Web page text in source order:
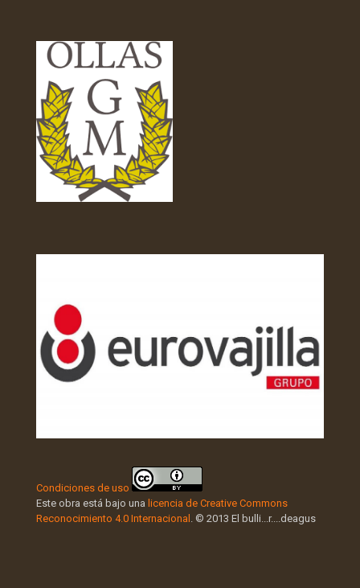
Condiciones de uso
Este obra está bajo una licencia de Creative Commons
Reconocimiento 4.0 Internacional . © 2013 El bulli...r....deagus